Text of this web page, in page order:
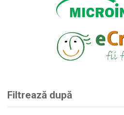
Filtrează după